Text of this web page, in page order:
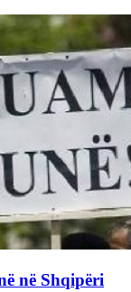
në Shqipëri